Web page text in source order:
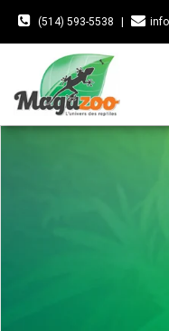
(514) 593-5538